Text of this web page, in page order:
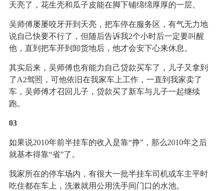
天亮了，花生壳和瓜子皮能在脚下铺绵绵厚厚的一层。
吴师傅屡屡咬牙开到天亮，把车停在服务区，有气无力地
说自己快要不行了，但随后告诉我2个小时后一定要叫醒
他，直到把车开到卸货地后，他才会安下心来休息。
其实后来，吴师傅也有能力自己贷款买车了，儿子又拿到
了A2驾照，可他依旧在我家车上工作，一直到我家卖了
车，吴师傅才召回儿子，贷款买了新车与儿子一起继续
跑。
03
如果说2010年前半挂车的收入是靠“挣”，那么2010年之后
就基本得靠“省”了。
我家所在的停车场内，有很大一批半挂车司机或车主平时
吃住都在车上，洗漱就用公用洗手间门口的水池。